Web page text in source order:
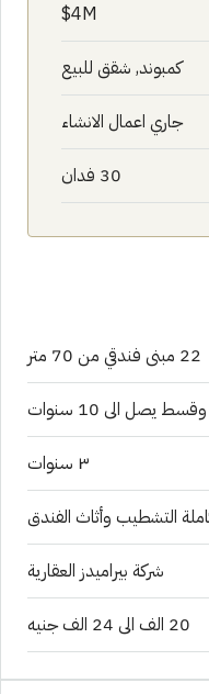
4M$
كمبوند, شقق للبيع
جاري اعمال الانشاء
30 فدان
22 مبنى فندقي من 70 متر
٣ سنوات
التشطيب وأثاث الفندق
شركة بيراميدز العقارية
20 الف الى 24 الف جنيه